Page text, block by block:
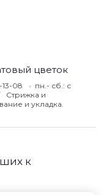
цветок
13-08
пн.- сб.: с
Стрижка и
и укладка.
к